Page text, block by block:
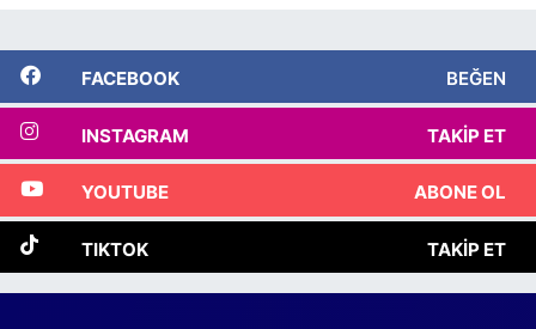
FACEBOOK BEĞEN
INSTAGRAM TAKIP ET
YOUTUBE ABONE OL
TIKTOK TAKIP ET